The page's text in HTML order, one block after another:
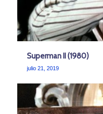
Superman II (1980)
julio 21, 2019